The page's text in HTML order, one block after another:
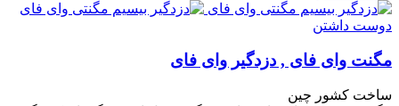
دوست داشتن
مگنت وای فای , دزدگیر وای فای
ساخت کشور چین